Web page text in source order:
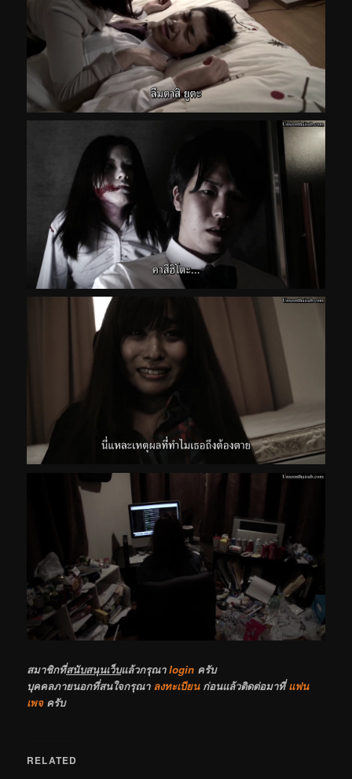
สมาชิกที่สนับสนุนเว็บแล้วกรุณาlogin ครับ
บุคคลภายนอกที่สนใจกรุณา ลงทะเบียนก่อนแล้วติดต่อมาที่แฟน
เพจครับ
RELATED